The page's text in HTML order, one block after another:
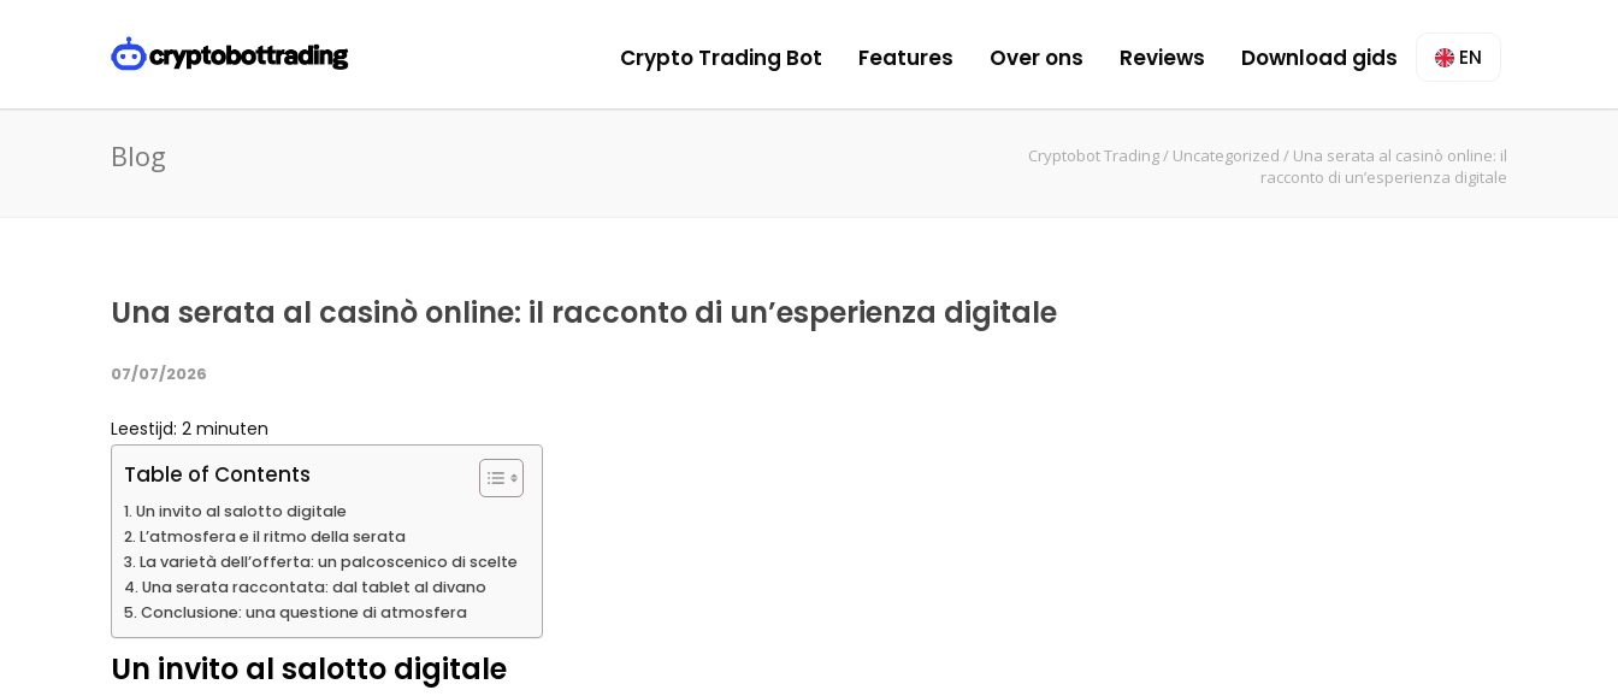
Crypto Trading Bot Features Over ons Reviews Download gids EN
Blog Cryptobot Trading/ Uncategorized / Una serata al casinò online: il
racconto di un’esperienza digitale
Una serata al casinò online: il racconto di un’esperienza digitale
07/07/2026
Leestijd: 2 minuten
Table of Contents
Un invito al salotto digitale
L’atmosfera e il ritmo della serata
La varietà dell’offerta: un palcoscenico di scelte
Una serata raccontata: dal tablet al divano
Conclusione: una questione di atmosfera
Un invito al salotto digitale